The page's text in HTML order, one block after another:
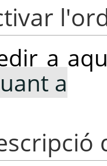
a
a